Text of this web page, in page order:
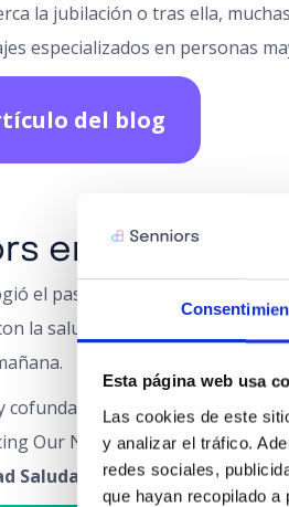
Esta página web usa
Las cookies de este
y analizar el tráfico.
redes sociales,
que hayan recopilado
la jubilación o tras ella,
especializados en personas
del blog
en el Health
el pasado 16 de mayo la
la salud se dieron cita en el
cofundadoraClaudia Gómez
Our New Preventive Health
Saludable de Senniors, y